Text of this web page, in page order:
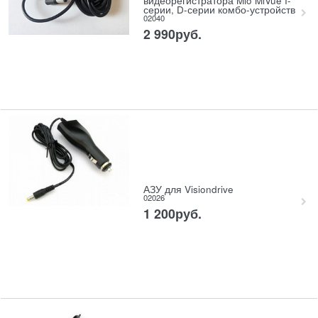
серии, D-серии комбо-устройств
02040
2 990руб.
АЗУ для Visiondrive
02026
1 200руб.